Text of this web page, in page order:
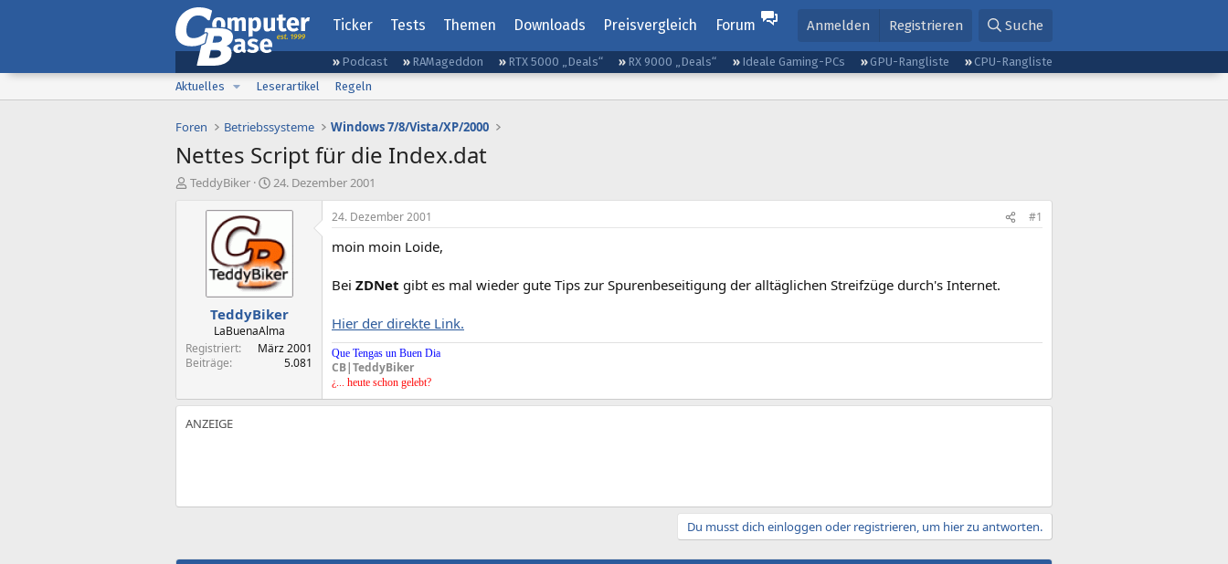
Ticker Tests Themen Downloads Preisvergleich Forum Anmelden Registrieren Suche
Podcast RAMageddon RTX 5000 „Deals“ RX 9000 „Deals“ Ideale Gaming-PCs GPU-Rangliste
CPU-Rangliste
Aktuelles
Leserartikel Regeln
Foren Betriebssysteme Windows 7/8/Vista/XP/2000
Nettes Script für die Index.dat
E
TeddyBiker
E
s
e
l
l
t
a
m
24. Dezember 2001
TeddyBiker
LaBuenaAlma
Registriert
März 2001
Beiträge
5.081
24. Dezember 2001 #1
moin moin Loide,
Bei ZDNet gibt es mal wieder gute Tips zur Spurenbeseitigung der alltäglichen Streifzüge durch's Internet.
Hier der direkte Link.
Que Tengas un Buen Dia
CB|TeddyBiker
¿... heute schon gelebt?
Du musst dich einloggen oder registrieren, um hier zu antworten.